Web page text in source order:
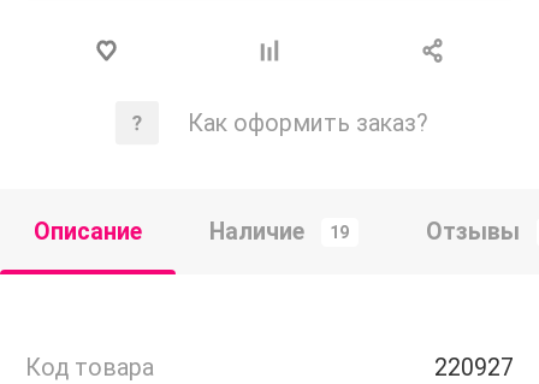
Как оформить заказ?
Описание Наличие 19 Отзывы
Код товара 220927